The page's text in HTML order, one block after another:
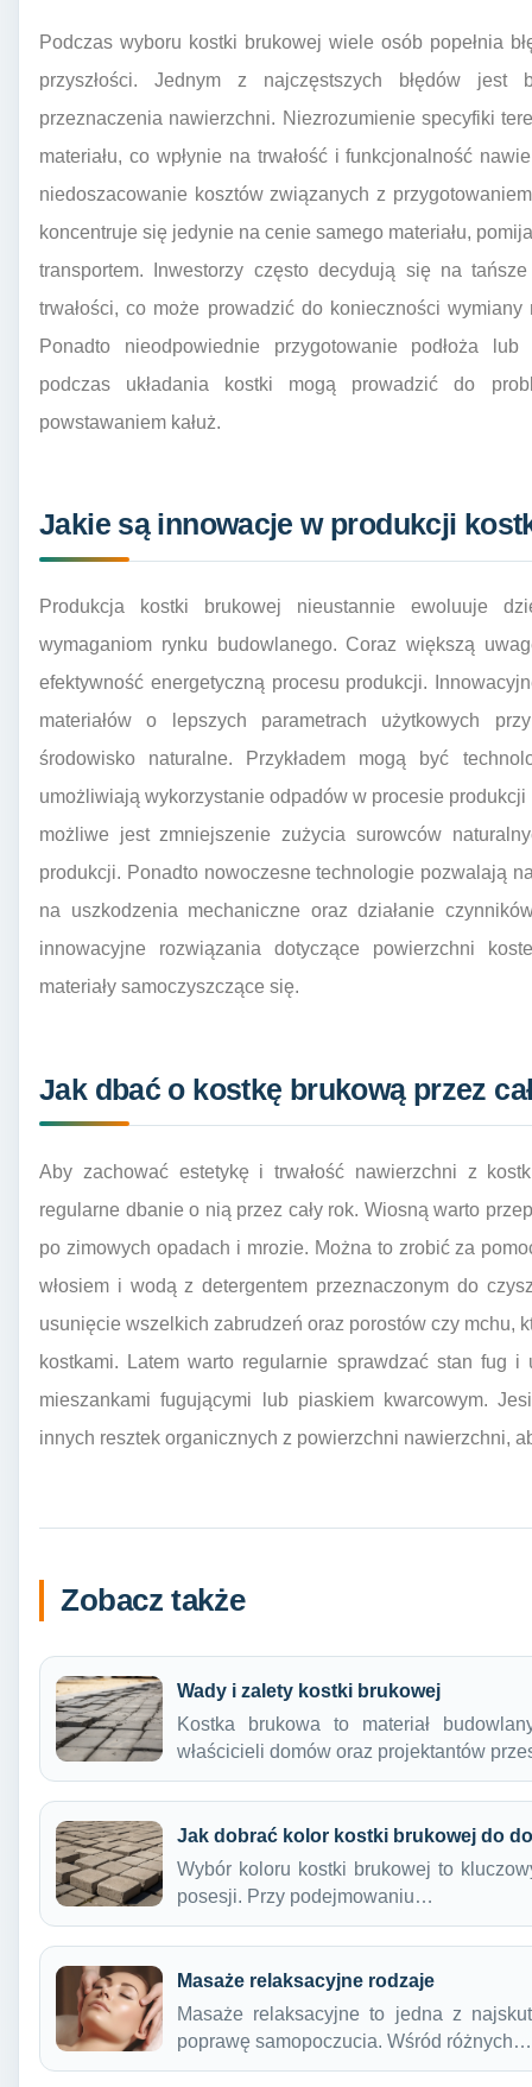
Podczas wyboru kostki brukowej wiele osób popełnia
przyszłości. Jednym z najczęstszych błędów
przeznaczenia nawierzchni. Niezrozumienie specyfiki
materiału, co wpłynie na trwałość i funkcjonalność
niedoszacowanie kosztów związanych z
koncentruje się jedynie na cenie samego materiału,
transportem. Inwestorzy często decydują się na
trwałości, co może prowadzić do konieczności
Ponadto nieodpowiednie przygotowanie podłoża
podczas układania kostki mogą prowadzić do
powstawaniem kałuż.
Jakie są innowacje w produkcji
Produkcja kostki brukowej nieustannie ewoluuje
wymaganiom rynku budowlanego. Coraz większą
efektywność energetyczną procesu produkcji.
materiałów o lepszych parametrach użytkowych
środowisko naturalne. Przykładem mogą być
umożliwiają wykorzystanie odpadów w procesie
możliwe jest zmniejszenie zużycia surowców
produkcji. Ponadto nowoczesne technologie pozwalają
na uszkodzenia mechaniczne oraz działanie
innowacyjne rozwiązania dotyczące powierzchni
materiały samoczyszczące się.
Jak dbać o kostkę brukową przez
Aby zachować estetykę i trwałość nawierzchni z
regularne dbanie o nią przez cały rok. Wiosną warto
po zimowych opadach i mrozie. Można to zrobić za
włosiem i wodą z detergentem przeznaczonym do
usunięcie wszelkich zabrudzeń oraz porostów czy mchu,
kostkami. Latem warto regularnie sprawdzać stan fug
mieszankami fugującymi lub piaskiem kwarcowym.
innych resztek organicznych z powierzchni nawierzchni,
Zobacz także
Wady i zalety kostki brukowej
Kostka brukowa to materiał
właścicieli domów oraz projektantów
Jak dobrać kolor kostki brukowej do
Wybór koloru kostki brukowej to
posesji. Przy podejmowaniu…
Masaże relaksacyjne rodzaje
Masaże relaksacyjne to jedna z
poprawę samopoczucia. Wśród różnych…